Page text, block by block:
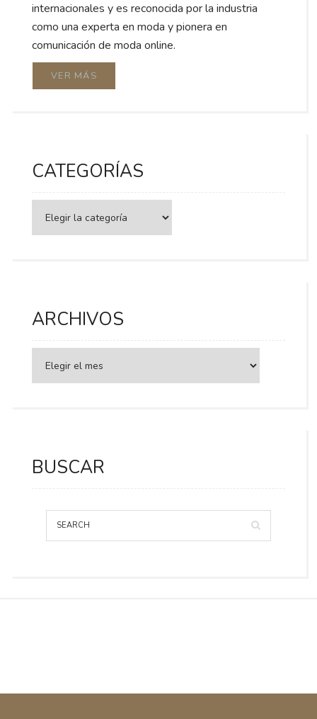
internacionales y es reconocida por la industria
como una experta en moda y pionera en
comunicación de moda online.
VER MÁS
CATEGORÍAS
ARCHIVOS
BUSCAR